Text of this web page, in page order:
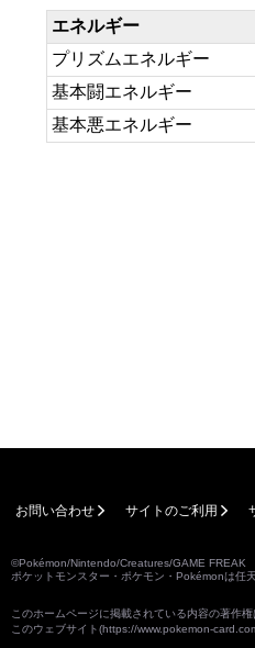
エネルギー
プリズムエネルギー
基本闘エネルギー
基本悪エネルギー
お問い合わせ サイトのご利用
©Pokémon/Nintendo/Creatures/GAME FREAK
ポケットモンスター・ポケモン・Pokémonは任
このホームページに掲載されている内容の著作
このウェブサイト(https://www.pokemon-